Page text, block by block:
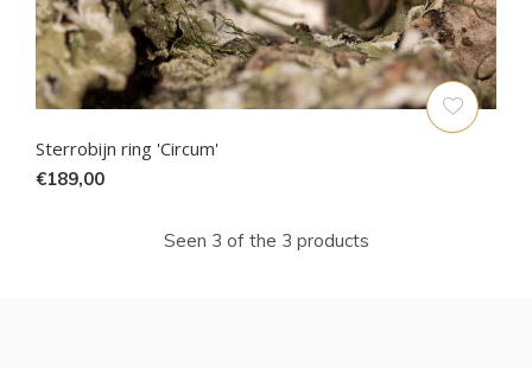
Sterrobijn ring 'Circum'
€189,00
Seen 3 of the 3 products